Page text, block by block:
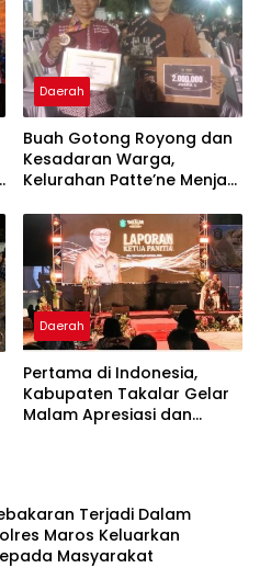
Daerah
Buah Gotong Royong dan
Kesadaran Warga,
Kelurahan Patte’ne Menjadi
2026
Daerah
Pertama di Indonesia,
Kabupaten Takalar Gelar
Malam Apresiasi dan
Terjadi Dalam
Maros Keluarkan
Masyarakat